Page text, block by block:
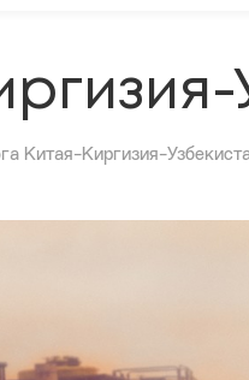
Китая-Киргизия-